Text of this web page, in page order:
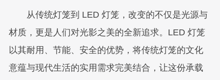
从传统灯笼到 LED 灯笼，改变的不仅是光源与
材质，更是人们对光影之美的全新追求。LED 灯笼
以其耐用、节能、安全的优势，将传统灯笼的文化
意蕴与现代生活的实用需求完美结合，让这份承载